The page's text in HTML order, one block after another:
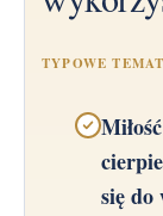
TYPOWE
się